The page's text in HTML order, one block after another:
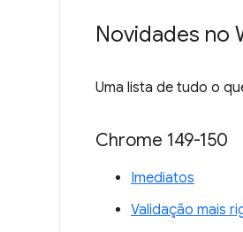
Novidades no
Uma lista de tudo o
Chrome 149-150
Imediatos
Validação mais